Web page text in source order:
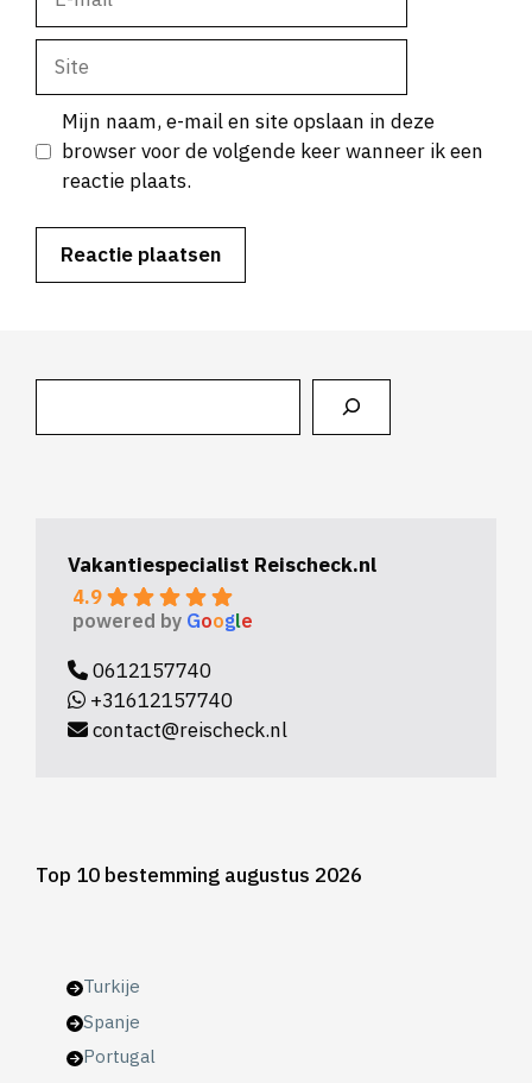
mail
Site
Mijn naam, e-mail en site opslaan in deze
browser voor de volgende keer wanneer ik een
reactie plaats.
Vakantiespecialist Reischeck.nl
4.9
powered by Google
0612157740
+31612157740
contact@reischeck.nl
Top 10 bestemming augustus 2026
Turkije
Spanje
Portugal